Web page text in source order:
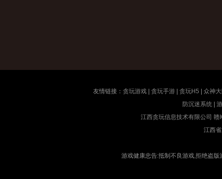
友情链接： 贪玩游戏 贪玩手游 贪玩H5
众神
防沉迷系统|
江西贪玩信息技术有限公司 赣
江西
游戏健康忠告:抵制不良游戏,拒绝盗